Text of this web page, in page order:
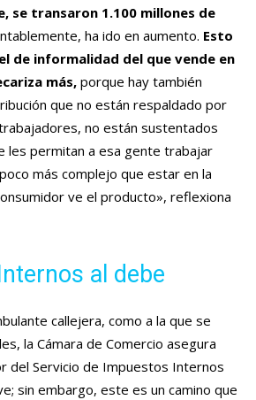
se transaron 1.100 millones de
ha ido en aumento. Esto
de informalidad del que vende en
más, porque hay también
que no están respaldado por
no están sustentados
les permitan a esa gente trabajar
más complejo que estar en la
ve el producto», reflexiona
al debe
callejera, como a la que se
la Cámara de Comercio asegura
del Servicio de Impuestos Internos
sin embargo, este es un camino que